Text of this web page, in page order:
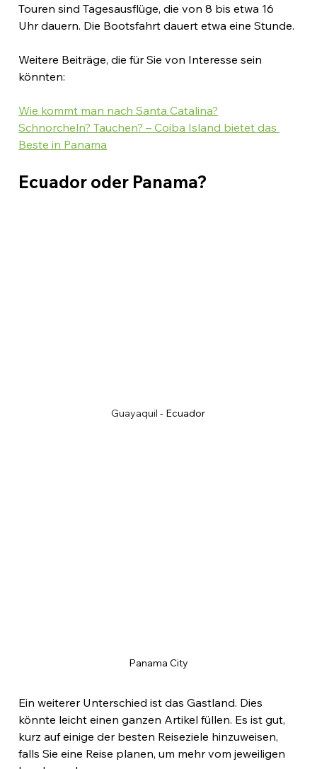
Touren sind Tagesausflüge, die von 8 bis etwa 16
Uhr dauern. Die Bootsfahrt dauert etwa eine Stunde.
Weitere Beiträge, die für Sie von Interesse sein
könnten:
Wie kommt man nach Santa Catalina?
Schnorcheln? Tauchen? – Coiba Island bietet das
Beste in Panama
Ecuador oder Panama?
Guayaquil - Ecuador
Panama City
Ein weiterer Unterschied ist das Gastland. Dies
könnte leicht einen ganzen Artikel füllen. Es ist gut,
kurz auf einige der besten Reiseziele hinzuweisen,
falls Sie eine Reise planen, um mehr vom jeweiligen